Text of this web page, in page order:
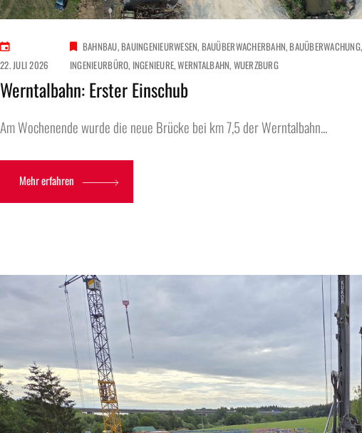
22. JULI 2026
BAHNBAU BAUINGENIEURWESEN BAUÜBERWACHERBAHN BAUÜBERWACHUNG
INGENIEURBÜRO INGENIEURE WERNTALBAHN WUERZBURG
Werntalbahn: Erster Einschub
Am Wochenende wurde die neue Brücke bei km 7,5 der Werntalbahn...
Mehr erfahren